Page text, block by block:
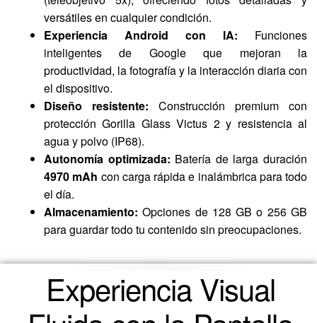
versátiles en cualquier condición.
Experiencia Android con IA: Funciones
inteligentes de Google que mejoran la
productividad, la fotografía y la interacción diaria con
el dispositivo.
Diseño resistente: Construcción premium con
protección Gorilla Glass Victus 2 y resistencia al
agua y polvo (IP68).
Autonomía optimizada: Batería de larga duración
4970 mAh con carga rápida e inalámbrica para todo
el día.
Almacenamiento: Opciones de 128 GB o 256 GB
para guardar todo tu contenido sin preocupaciones.
Experiencia Visual